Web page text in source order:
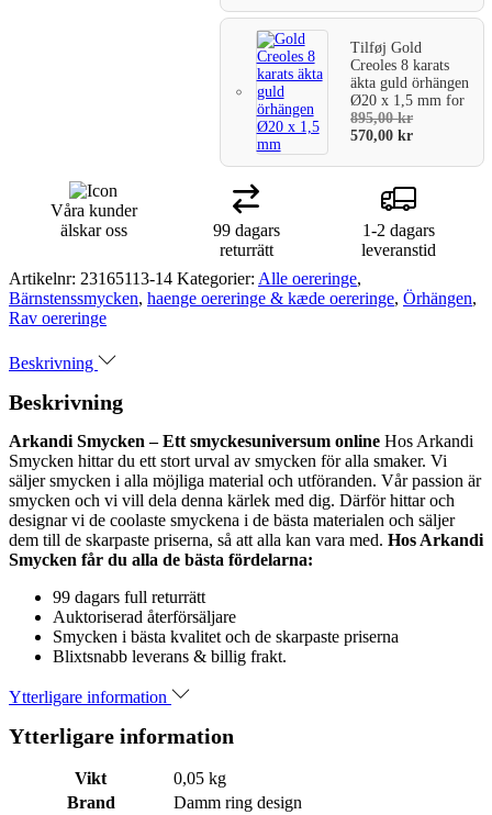
TilføjGold
Creoles 8 karats
äkta guld örhängen
Ø20 x 1,5 mmfor
895,00kr
570,00kr
Våra kunder
älskar oss
99 dagars
returrätt
1-2 dagars
leveranstid
Artikelnr: 23165113-14 Kategorier: Alle oereringe,
Bärnstenssmycken, haenge oereringe & kæde oereringe, Örhängen,
Rav oereringe
Beskrivning
Beskrivning
Arkandi Smycken – Ett smyckesuniversum online Hos Arkandi
Smycken hittar du ett stort urval av smycken för alla smaker. Vi
säljer smycken i alla möjliga material och utföranden. Vår passion är
smycken och vi vill dela denna kärlek med dig. Därför hittar och
designar vi de coolaste smyckena i de bästa materialen och säljer
dem till de skarpaste priserna, så att alla kan vara med. Hos Arkandi
Smycken får du alla de bästa fördelarna:
99 dagars full returrätt
Auktoriserad återförsäljare
Smycken i bästa kvalitet och de skarpaste priserna
Blixtsnabb leverans & billig frakt.
Ytterligare information
Ytterligare information
Vikt
0,05 kg
Brand
Damm ring design